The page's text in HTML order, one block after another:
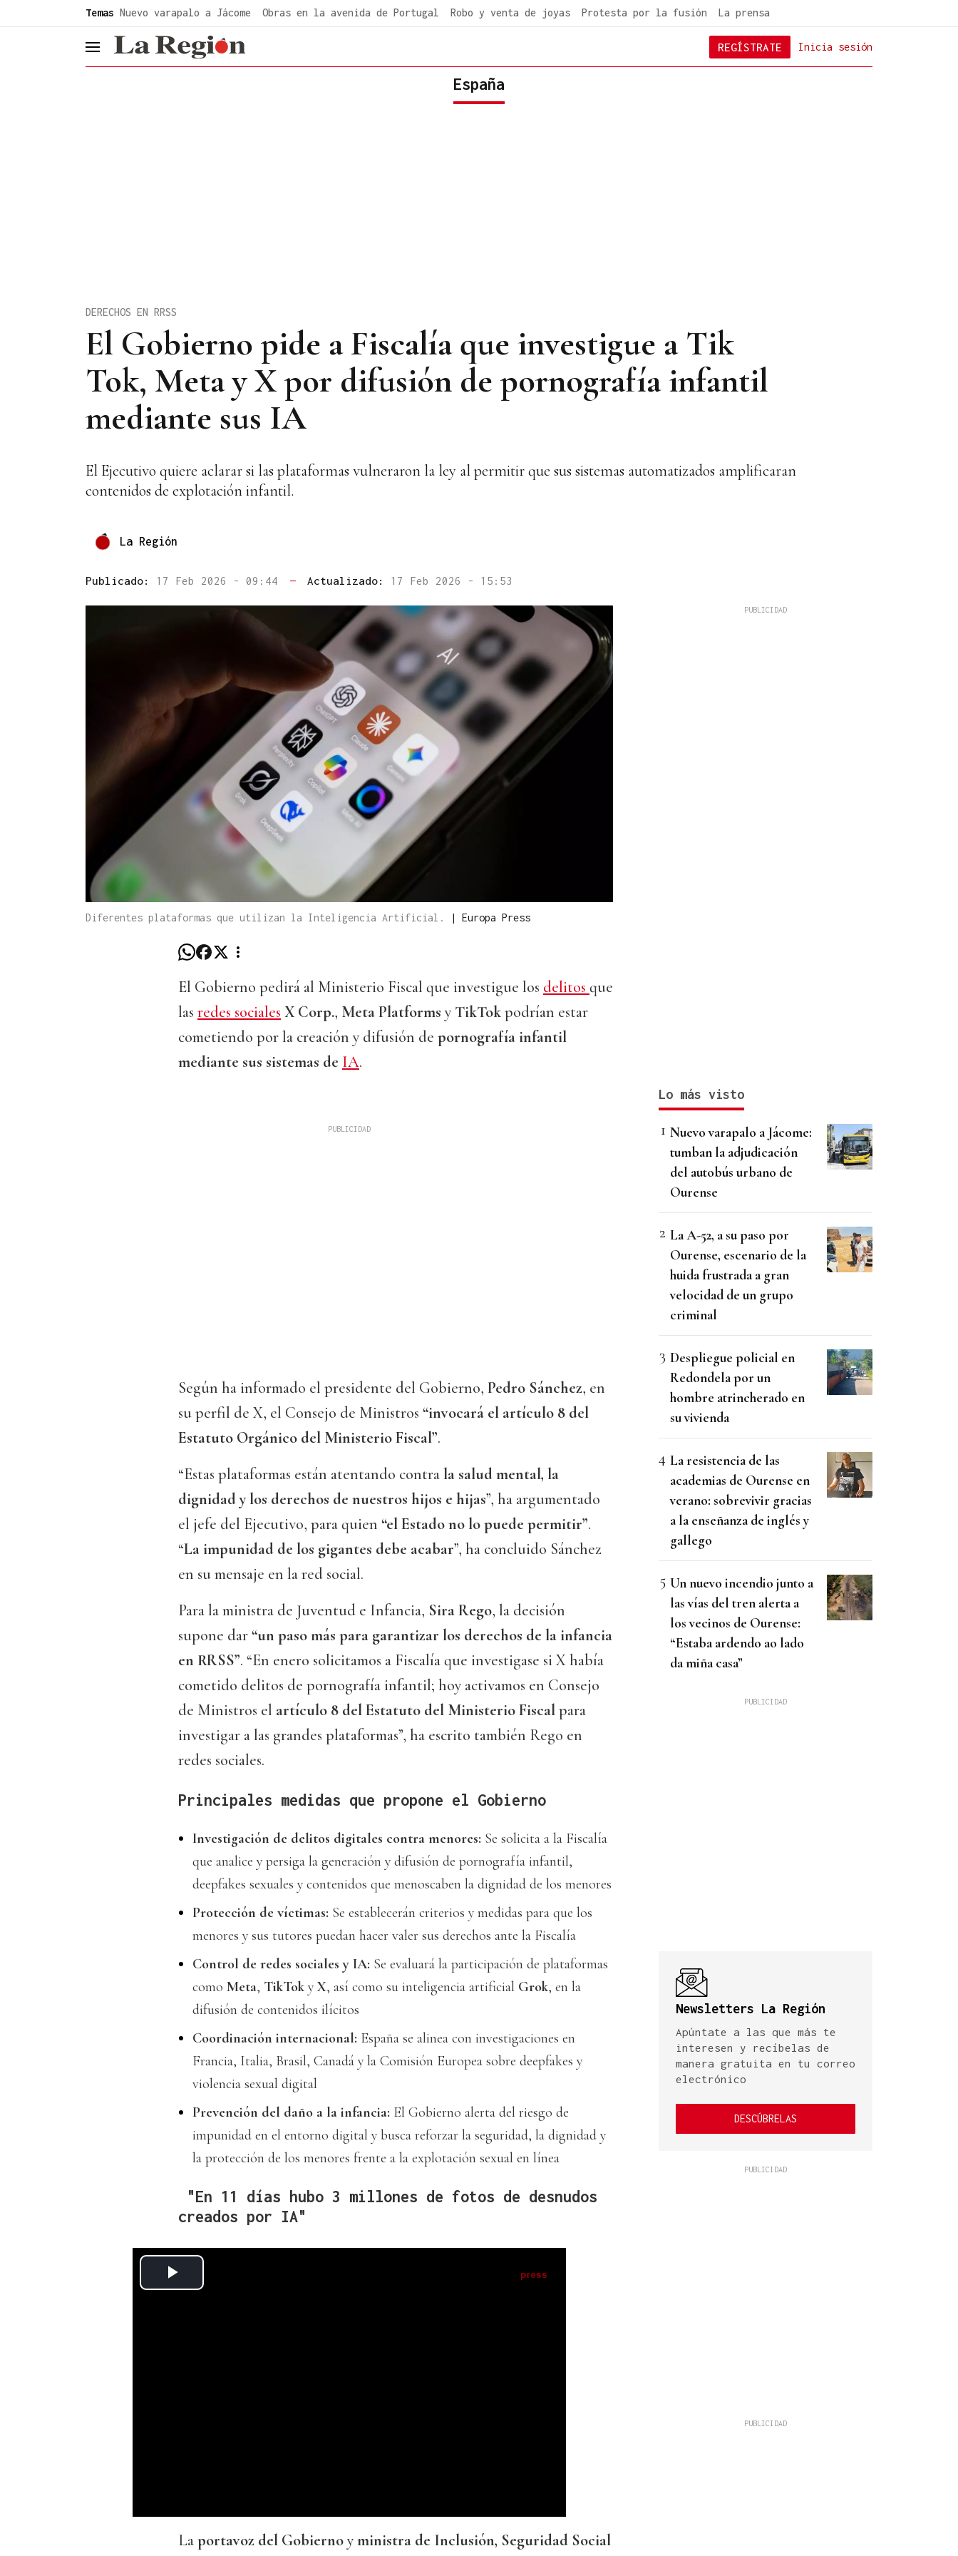
Temas Nuevo varapalo a Jácome Obras en la avenida de Portugal Robo y venta de joyas Protesta por la fusión La prensa
header.menu.open Inicia sesión
REGÍSTRATE
España
El Gobierno pide a Fiscalía que investigue a Tik
Tok, Meta y X por difusión de pornografía infantil
mediante sus IA
DERECHOS EN RRSS
El Ejecutivo quiere aclarar si las plataformas vulneraron la ley al permitir que sus sistemas automatizados amplificaran
contenidos de explotación infantil.
La Región
Publicado: 17 Feb 2026 - 09:44 — Actualizado: 17 Feb 2026 - 15:53
Diferentes plataformas que utilizan la Inteligencia Artificial. | Europa Press
El Gobierno pedirá al Ministerio Fiscal que investigue los delitos que
las redes sociales X Corp., Meta Platforms y TikTokpodrían estar
cometiendo por la creación y difusión de pornografía infantil
mediante sus sistemas de IA.
Según ha informado el presidente del Gobierno, Pedro Sánchez, en
su perfil de X, el Consejo de Ministros “invocará el artículo 8 del
Estatuto Orgánico del Ministerio Fiscal”.
“Estas plataformas están atentando contra la salud mental, la
dignidad y los derechos de nuestros hijos e hijas”, ha argumentado
el jefe del Ejecutivo, para quien “el Estado no lo puede permitir”.
“La impunidad de los gigantes debe acabar”, ha concluido Sánchez
en su mensaje en la red social.
Para la ministra de Juventud e Infancia, Sira Rego, la decisión
supone dar“un paso más para garantizar los derechos de la infancia
en RRSS”. “En enero solicitamos a Fiscalía que investigase si X había
cometido delitos de pornografía infantil; hoy activamos en Consejo
de Ministros el artículo 8 del Estatuto del Ministerio Fiscalpara
investigar a las grandes plataformas”, ha escrito también Rego en
redes sociales.
Principales medidas que propone el Gobierno
Investigación de delitos digitales contra menores: Se solicita a la Fiscalía
que analice y persiga la generación y difusión de pornografía infantil,
deepfakes sexuales y contenidos que menoscaben la dignidad de los menores
Protección de víctimas: Se establecerán criterios y medidas para que los
menores y sus tutores puedan hacer valer sus derechos ante la Fiscalía
Control de redes sociales y IA: Se evaluará la participación de plataformas
como Meta, TikTok y X, así como su inteligencia artificial Grok, en la
difusión de contenidos ilícitos
Coordinación internacional: España se alinea con investigaciones en
Francia, Italia, Brasil, Canadá y la Comisión Europea sobre deepfakes y
violencia sexual digital
Prevención del daño a la infancia: El Gobierno alerta del riesgo de
impunidad en el entorno digital y busca reforzar la seguridad, la dignidad y
la protección de los menores frente a la explotación sexual en línea
"En 11 días hubo 3 millones de fotos de desnudos
creados por IA"
Laportavoz del Gobiernoyministra de Inclusión, Seguridad Social
Lo más visto
Nuevo varapalo a Jácome:
tumban la adjudicación
del autobús urbano de
Ourense
La A-52, a su paso por
Ourense, escenario de la
huida frustrada a gran
velocidad de un grupo
criminal
Despliegue policial en
Redondela por un
hombre atrincherado en
su vivienda
La resistencia de las
academias de Ourense en
verano: sobrevivir gracias
a la enseñanza de inglés y
gallego
Un nuevo incendio junto a
las vías del tren alerta a
los vecinos de Ourense:
“Estaba ardendo ao lado
da miña casa”
Newsletters La Región
Apúntate a las que más te
interesen y recíbelas de
manera gratuita en tu correo
electrónico
DESCÚBRELAS